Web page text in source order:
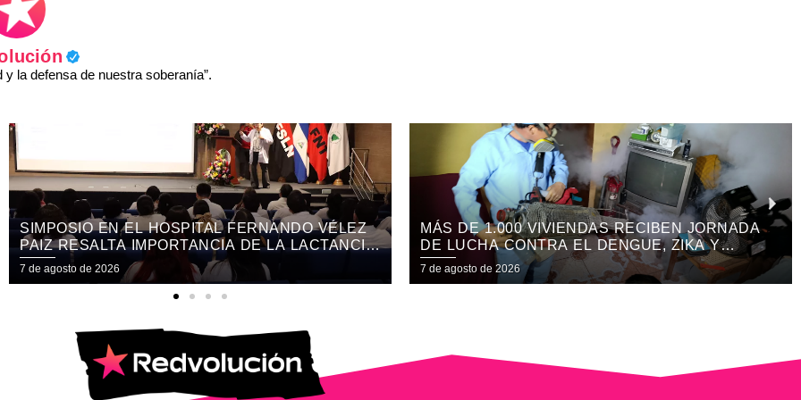
la defensa de nuestra soberanía”.
EN EL HOSPITAL FERNANDO VÉLEZ
IMPORTANCIA DE LA LACTANCIA
EXCLUSIVA
2026
MÁS DE 1.000 VIVIENDAS RECIBEN JORNADA
DE LUCHA CONTRA EL DENGUE, ZIKA Y
CHIKUNGUNYA
7 de agosto de 2026
COSTA
DE LOS
7 de agosto